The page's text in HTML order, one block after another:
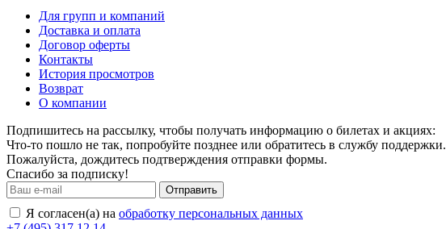
Для групп и компаний
Доставка и оплата
Договор оферты
Контакты
История просмотров
Возврат
О компании
Подпишитесь на рассылку, чтобы получать информацию о билетах и акциях:
Что-то пошло не так, попробуйте позднее или обратитесь в службу поддержки.
Пожалуйста, дождитесь подтверждения отправки формы.
Спасибо за подписку!
Отправить
Я согласен(а) на обработку персональных данных